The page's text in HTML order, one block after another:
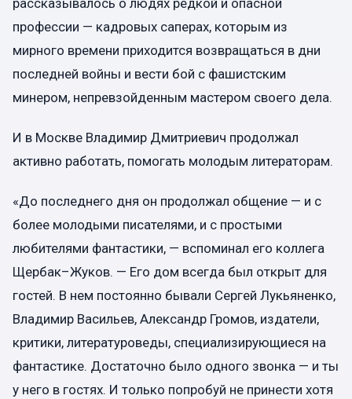
профессии — кадровых саперах, которым из
мирного времени приходится возвращаться в дни
последней войны и вести бой с фашистским
минером, непревзойденным мастером своего дела.
И в Москве Владимир Дмитриевич продолжал
активно работать, помогать молодым литераторам.
«До последнего дня он продолжал общение — и с
более молодыми писателями, и с простыми
любителями фантастики, — вспоминал его коллега
Щербак–Жуков. — Его дом всегда был открыт для
гостей. В нем постоянно бывали Сергей Лукьяненко,
Владимир Васильев, Александр Громов, издатели,
критики, литературоведы, специализирующиеся на
фантастике. Достаточно было одного звонка — и ты
у него в гостях. И только попробуй не принести хотя